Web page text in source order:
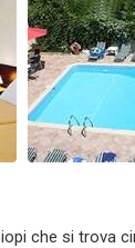
che si trova